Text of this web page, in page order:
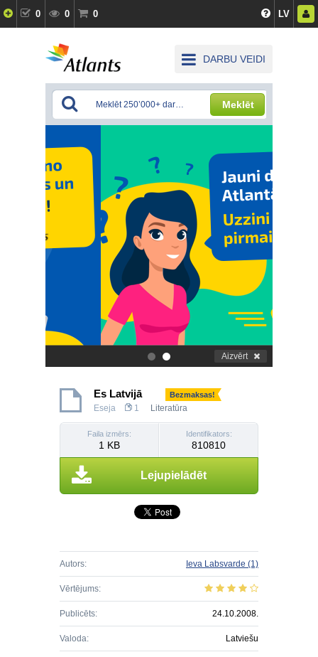
0 0 0 LV
DARBU VEIDI
Meklēt
. Aizvērt
Es Latvijā Bezmaksas!
Eseja 1 Literatūra
Faila izmērs:
1 KB
Identifikators:
810810
Lejupielādēt
Autors: Ieva Labsvarde (1)
Vērtējums:
Publicēts: 24.10.2008.
Valoda: Latviešu